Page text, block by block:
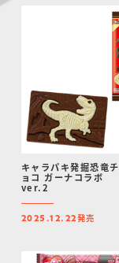
キャラパキ発掘恐竜チ
ョコ ガーナコラボ
ver.2
2025.12.22発売